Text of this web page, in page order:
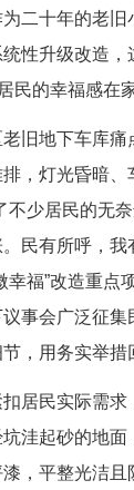
二十年的老
性升级改造，
民的幸福感在
地下车库痛
，灯光昏暗、
不少居民的无
民有所呼，
幸福”改造重点
事会广泛征
，用务实举措
民实际需求
洼起砂的地
，平整光洁且